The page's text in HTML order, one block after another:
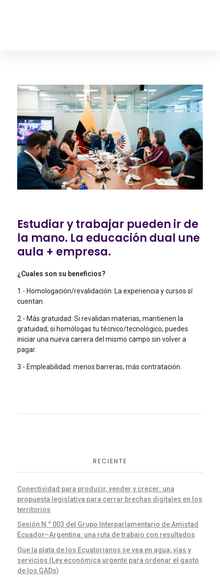
Estudiar y trabajar pueden ir de
la mano. La educación dual une
aula + empresa.
¿Cuales son su beneficios?
1.- Homologación/revalidación: La experiencia y cursos sí
cuentan.
2.- Más gratuidad: Si revalidan materias, mantienen la
gratuidad; si homólogas tu técnico/tecnológico, puedes
iniciar una nueva carrera del mismo campo sin volver a
pagar.
3.- Empleabilidad: menos barreras, más contratación.
RECIENTE
Conectividad para producir, vender y crecer: una
propuesta legislativa para cerrar brechas digitales en los
territorios
Sesión N.° 003 del Grupo Interparlamentario de Amistad
Ecuador–Argentina: una ruta de trabajo con resultados
Que la plata de los Ecuatorianos se vea en agua, vías y
servicios (Ley económica urgente para ordenar el gasto
de los GADs)